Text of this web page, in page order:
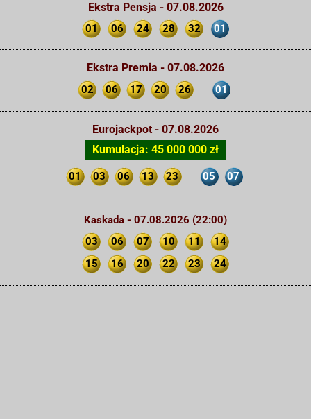
Ekstra Pensja - 07.08.2026
01 06 24 28 32 01
Ekstra Premia - 07.08.2026
02 06 17 20 26 01
Eurojackpot - 07.08.2026
Kumulacja: 45 000 000 zł
01 03 06 13 23 05 07
Kaskada - 07.08.2026 (22:00)
03
06 07 10 11
14
15
16 20 22 23 24